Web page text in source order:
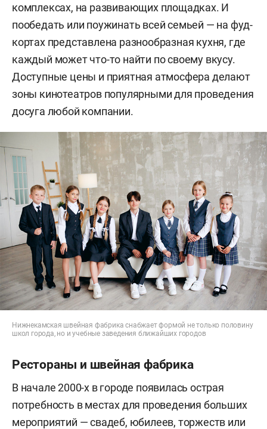
комплексах, на развивающих площадках. И
пообедать или поужинать всей семьей — на фуд-
кортах представлена разнообразная кухня, где
каждый может что-то найти по своему вкусу.
Доступные цены и приятная атмосфера делают
зоны кинотеатров популярными для проведения
досуга любой компании.
Нижнекамская швейная фабрика снабжает формой не только половину
школ города, но и учебные заведения ближайших городов
Рестораны и швейная фабрика
В начале 2000-х в городе появилась острая
потребность в местах для проведения больших
мероприятий — свадеб, юбилеев, торжеств или